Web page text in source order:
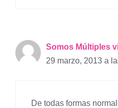
Somos Múltiples
29 marzo, 2013 a
De todas formas